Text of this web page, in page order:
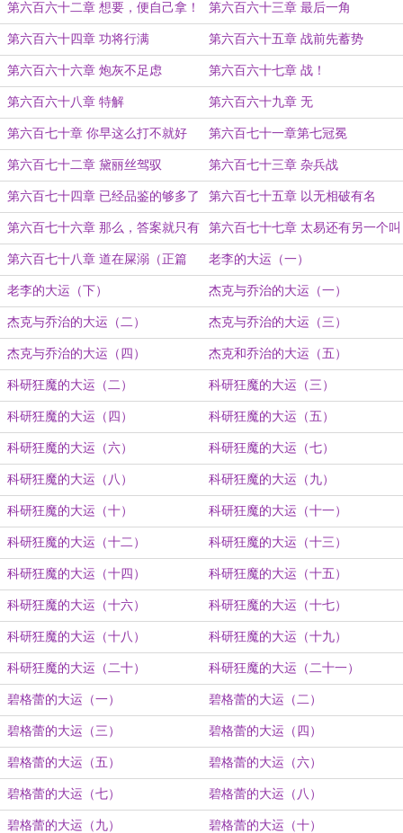
第六百六十二章 想要，便自己拿！ 第六百六十三章 最后一角
第六百六十四章 功将行满 第六百六十五章 战前先蓄势
第六百六十六章 炮灰不足虑 第六百六十七章 战！
第六百六十八章 特解 第六百六十九章 无
第六百七十章 你早这么打不就好
了？
第六百七十一章第七冠冕
第六百七十二章 黛丽丝驾驭 第六百七十三章 杂兵战
第六百七十四章 已经品鉴的够多了 第六百七十五章 以无相破有名
第六百七十六章 那么，答案就只有
一个了！
第六百七十七章 太易还有另一个叫
法
第六百七十八章 道在屎溺（正篇
完）
老李的大运（一）
老李的大运（下） 杰克与乔治的大运（一）
杰克与乔治的大运（二） 杰克与乔治的大运（三）
杰克与乔治的大运（四） 杰克和乔治的大运（五）
科研狂魔的大运（二） 科研狂魔的大运（三）
科研狂魔的大运（四） 科研狂魔的大运（五）
科研狂魔的大运（六） 科研狂魔的大运（七）
科研狂魔的大运（八） 科研狂魔的大运（九）
科研狂魔的大运（十） 科研狂魔的大运（十一）
科研狂魔的大运（十二） 科研狂魔的大运（十三）
科研狂魔的大运（十四） 科研狂魔的大运（十五）
科研狂魔的大运（十六） 科研狂魔的大运（十七）
科研狂魔的大运（十八） 科研狂魔的大运（十九）
科研狂魔的大运（二十） 科研狂魔的大运（二十一）
碧格蕾的大运（一） 碧格蕾的大运（二）
碧格蕾的大运（三） 碧格蕾的大运（四）
碧格蕾的大运（五） 碧格蕾的大运（六）
碧格蕾的大运（七） 碧格蕾的大运（八）
碧格蕾的大运（九） 碧格蕾的大运（十）